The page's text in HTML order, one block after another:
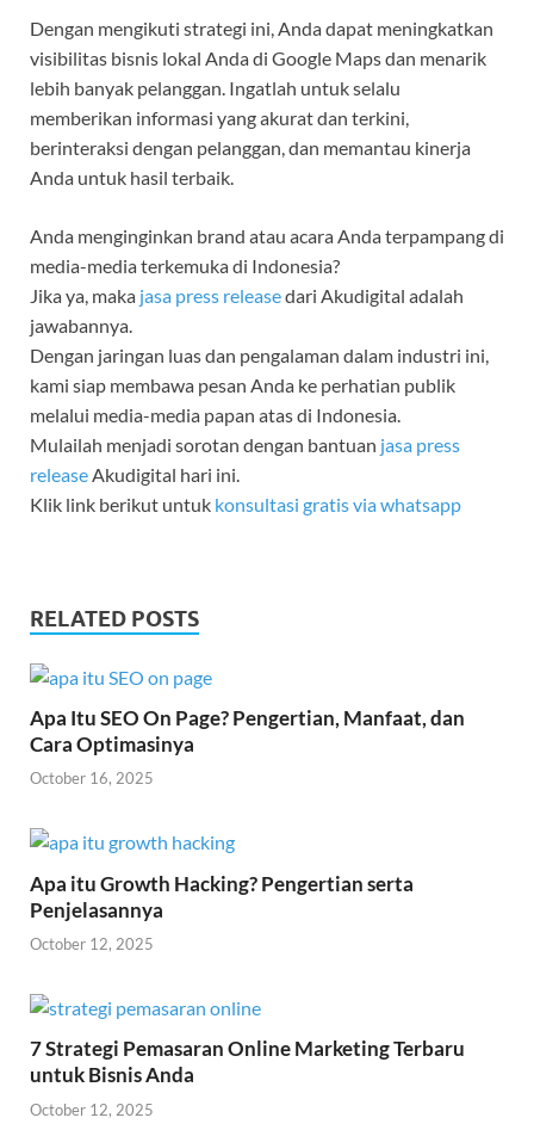
Dengan mengikuti strategi ini, Anda dapat meningkatkan
visibilitas bisnis lokal Anda di Google Maps dan menarik
lebih banyak pelanggan. Ingatlah untuk selalu
memberikan informasi yang akurat dan terkini,
berinteraksi dengan pelanggan, dan memantau kinerja
Anda untuk hasil terbaik.
Anda menginginkan brand atau acara Anda terpampang di
media-media terkemuka di Indonesia?
Jika ya, maka jasa press releasedari Akudigital adalah
jawabannya.
Dengan jaringan luas dan pengalaman dalam industri ini,
kami siap membawa pesan Anda ke perhatian publik
melalui media-media papan atas di Indonesia.
Mulailah menjadi sorotan dengan bantuan jasa press
release Akudigital hari ini.
Klik link berikut untuk konsultasi gratis via whatsapp
RELATED POSTS
Apa Itu SEO On Page? Pengertian, Manfaat, dan
Cara Optimasinya
October 16, 2025
Apa itu Growth Hacking? Pengertian serta
Penjelasannya
October 12, 2025
7 Strategi Pemasaran Online Marketing Terbaru
untuk Bisnis Anda
October 12, 2025